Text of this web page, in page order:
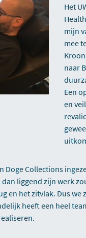
Het
mijn
mee
naar
Een
en
Doge Collections
liggend zijn werk
en het zitvlak. Dus
heeft een heel